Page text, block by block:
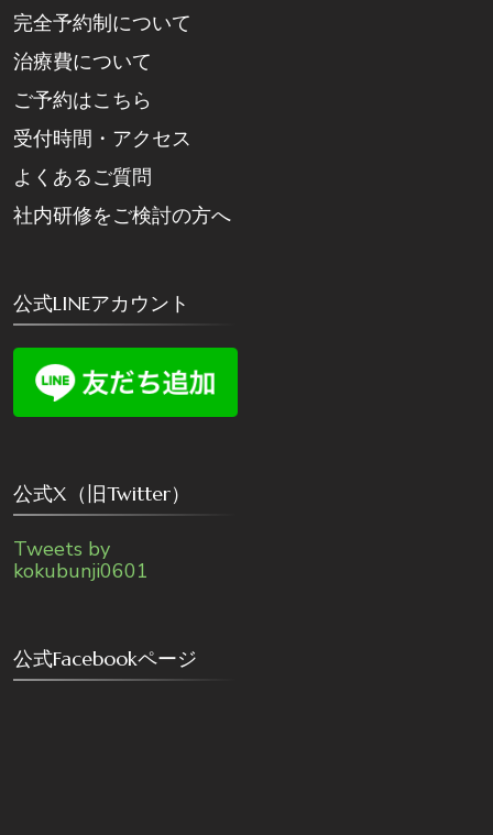
完全予約制について
治療費について
ご予約はこちら
受付時間・アクセス
よくあるご質問
社内研修をご検討の方へ
公式LINEアカウント
公式X（旧Twitter）
Tweets by
kokubunji0601
公式Facebookページ